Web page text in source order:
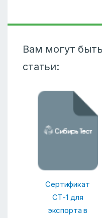
Вам могут
статьи:
Сертификат
СТ-1 для
экспорта в